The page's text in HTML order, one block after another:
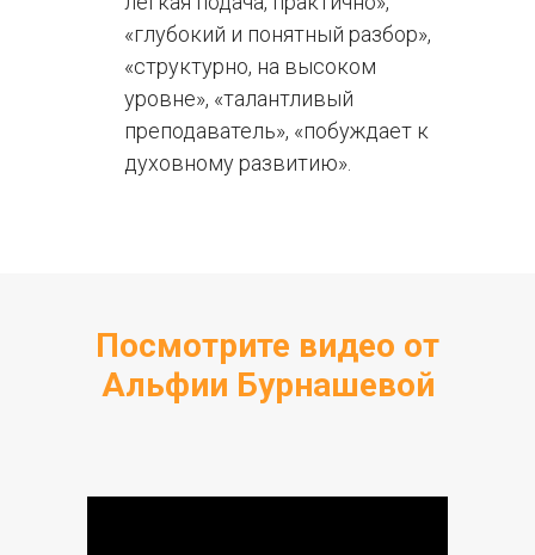
«глубокий и понятный разбор»,
«структурно, на высоком
уровне», «талантливый
преподаватель», «побуждает к
духовному развитию».
Посмотрите видео от
Альфии Бурнашевой